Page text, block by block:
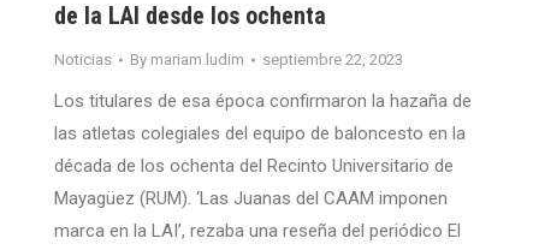
de la LAI desde los ochenta
Noticias By mariam.ludim septiembre 22, 2023
Los titulares de esa época confirmaron la hazaña de
las atletas colegiales del equipo de baloncesto en la
década de los ochenta del Recinto Universitario de
Mayagüez (RUM). ‘Las Juanas del CAAM imponen
marca en la LAI’, rezaba una reseña del periódico El